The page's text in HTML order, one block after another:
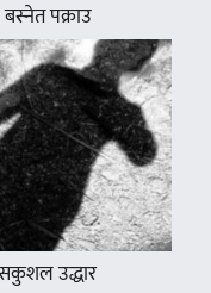
पक्राउ
उद्धार